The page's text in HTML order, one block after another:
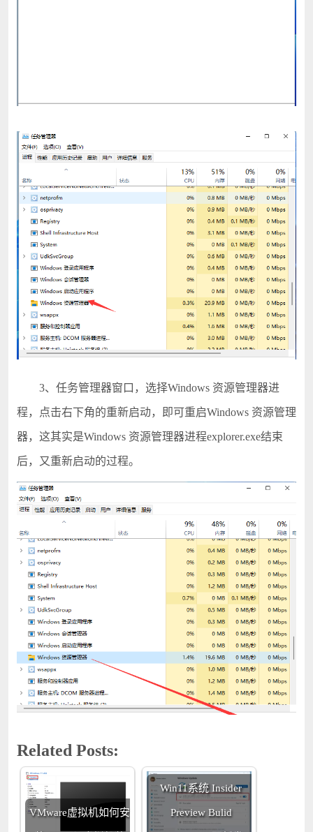
3、任务管理器窗口，选择Windows 资源管理器进
程，点击右下角的重新启动，即可重启Windows 资源管理
器，这其实是Windows 资源管理器进程explorer.exe结束
后，又重新启动的过程。
Related Posts:
VMware虚拟机如何安
Win11系统 Insider
Preview Bulid